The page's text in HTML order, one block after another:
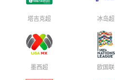
塔吉克超 冰岛超
墨西超 欧国联